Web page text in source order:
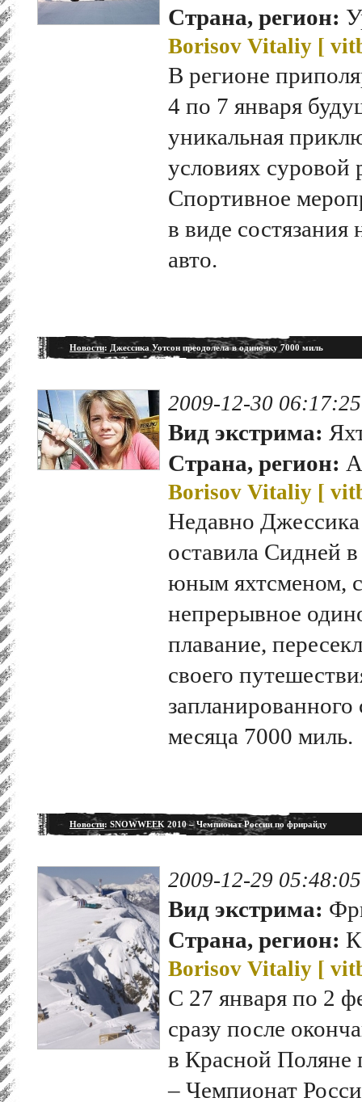
Страна, регион:
Borisov Vitaliy [
В регионе
4 по 7 января
уникальная
условиях суровой
Спортивное
в виде
авто.
Новости: Джессика Уотсон преодолела в одиночку 7000 миль
2009-12-30 06:17:25
Вид экстрима:
Страна, регион:
Borisov Vitaliy [
Недавно
оставила Сидней
юным яхтсменом,
непрерывное
плавание,
своего
запланированного
месяца 7000 миль.
Новости: SNOWWEEK 2010 – Чемпионат России по фрирайду
2009-12-29 05:48:05
Вид экстрима:
Страна, регион:
Borisov Vitaliy [
С 27 января по 2
сразу после
в Красной Поляне
– Чемпионат